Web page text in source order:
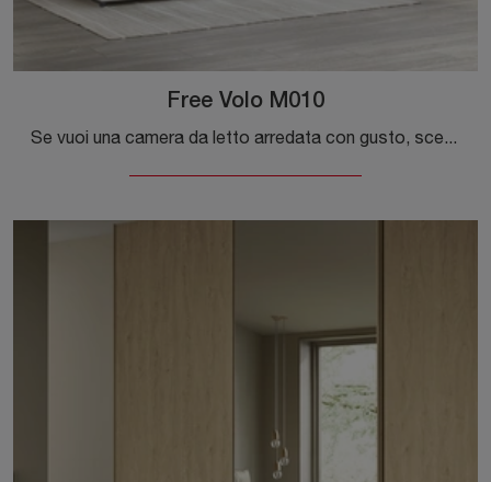
Free Volo M010
Se vuoi una camera da letto arredata con gusto, scegli l'armadio Free Volo M010 con ante scorrevoli di Colombini Casa!